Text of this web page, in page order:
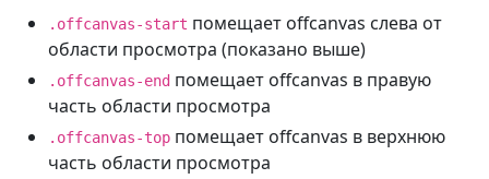
.offcanvas-start помещает offcanvas слева от
области просмотра (показано выше)
.offcanvas-end помещает offcanvas в правую
часть области просмотра
.offcanvas-top помещает offcanvas в верхнюю
часть области просмотра